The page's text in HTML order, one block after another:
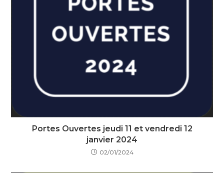
Portes Ouvertes jeudi 11 et vendredi 12
janvier 2024
02/01/2024